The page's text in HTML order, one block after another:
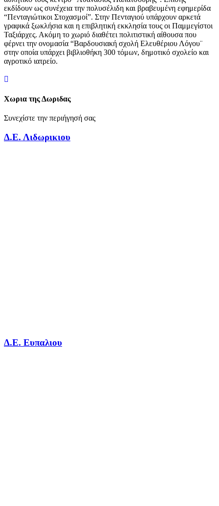
εκδίδουν ως συνέχεια την πολυσέλιδη και βραβευμένη εφημερίδα
“Πενταγιώτικοι Στοχασμοί”. Στην Πενταγιού υπάρχουν αρκετά
γραφικά ξωκλήσια και η επιβλητική εκκλησία τους οι Παμμεγίστοι
Ταξιάρχες. Ακόμη το χωριό διαθέτει πολιτιστική αίθουσα που
φέρνει την ονομασία “Βαρδουσιακή σχολή Ελευθέριου Λόγου¨
στην οποία υπάρχει βιβλιοθήκη 300 τόμων, δημοτικό σχολείο και
αγροτικό ιατρείο.
Χωρια της Δωριδας
Συνεχίστε την περιήγησή σας
Δ.Ε. Λιδωρικιου
Δ.Ε. Ευπαλιου